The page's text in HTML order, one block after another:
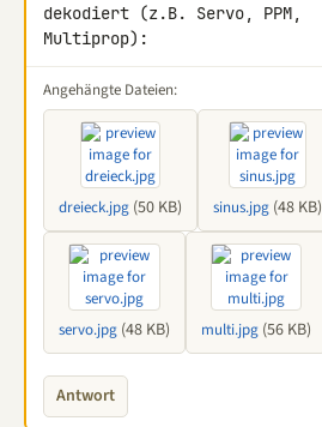
dekodiert (z.B. Servo, PPM,
Multiprop):
Angehängte Dateien:
dreieck.jpg (50 KB) sinus.jpg (48 KB)
servo.jpg (48 KB) multi.jpg (56 KB)
Antwort